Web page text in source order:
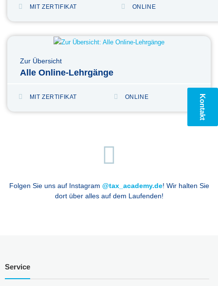
Kontakt
MIT ZERTIFIKAT ONLINE
Zur Übersicht
Alle Online-Lehrgänge
MIT ZERTIFIKAT ONLINE
Folgen Sie uns auf Instagram @tax_academy.de! Wir halten Sie
dort über alles auf dem Laufenden!
Service